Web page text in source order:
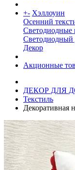
+- Хэллоуин
Осенний
Светодиодные
Светодиодный
Декор
Акционные
ДЕКОР ДЛЯ
Текстиль
Декоративная